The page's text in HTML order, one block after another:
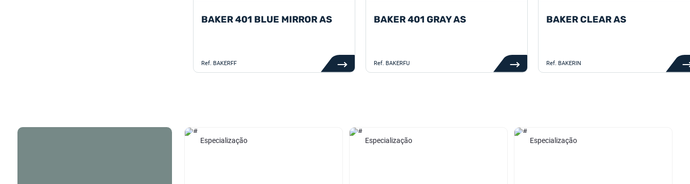
BAKER 401 BLUE MIRROR AS
Ref. BAKERFF
BAKER 401 GRAY AS
Ref. BAKERFU
BAKER CLEAR AS
Ref. BAKERIN
Especialização Especialização Especialização